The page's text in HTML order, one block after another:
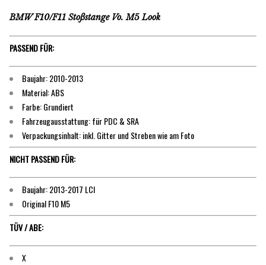
BMW F10/F11 Stoßstange Vo. M5 Look
PASSEND FÜR:
Baujahr: 2010-2013
Material: ABS
Farbe: Grundiert
Fahrzeugausstattung: für PDC & SRA
Verpackungsinhalt: inkl. Gitter und Streben wie am Foto
NICHT PASSEND FÜR:
Baujahr: 2013-2017 LCI
Original F10 M5
TÜV / ABE:
X